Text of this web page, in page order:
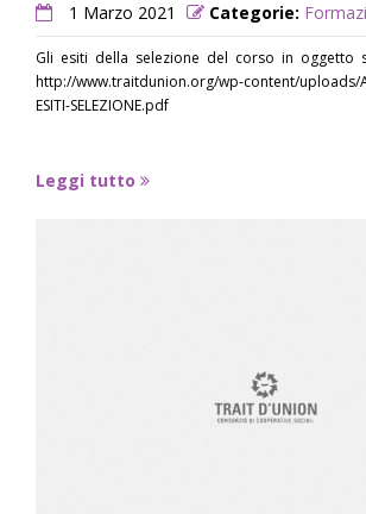
1 Marzo 2021 Categorie:
Gli esiti della selezione del corso in oggetto
http://www.traitdunion.org/wp-content/uploads/
ESITI-SELEZIONE.pdf
Leggi tutto